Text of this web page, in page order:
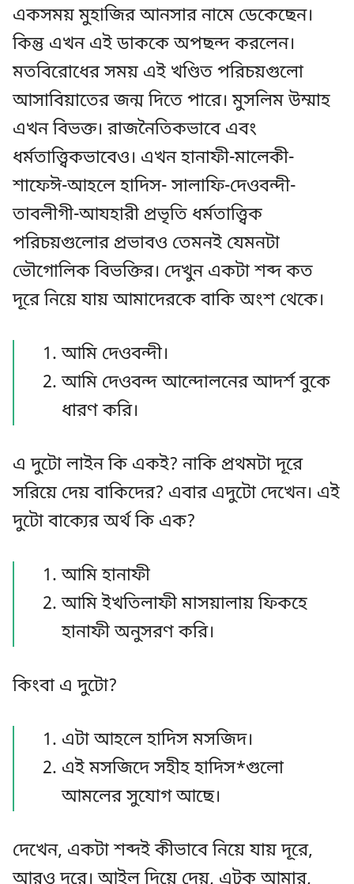
একসময় মুহাজির আনসার নামে ডেকেছেন।
কিন্তু এখন এই ডাককে অপছন্দ করলেন।
মতবিরোধের সময় এই খণ্ডিত পরিচয়গুলো
আসাবিয়াতের জন্ম দিতে পারে। মুসলিম উম্মাহ
এখন বিভক্ত। রাজনৈতিকভাবে এবং
ধর্মতাত্ত্বিকভাবেও। এখন হানাফী-মালেকী-
শাফেঈ-আহলে হাদিস- সালাফি-দেওবন্দী-
তাবলীগী-আযহারী প্রভৃতি ধর্মতাত্ত্বিক
পরিচয়গুলোর প্রভাবও তেমনই যেমনটা
ভৌগোলিক বিভক্তির। দেখুন একটা শব্দ কত
দূরে নিয়ে যায় আমাদেরকে বাকি অংশ থেকে।
আমি দেওবন্দী।
আমি দেওবন্দ আন্দোলনের আদর্শ বুকে
ধারণ করি।
এ দুটো লাইন কি একই? নাকি প্রথমটা দূরে
সরিয়ে দেয় বাকিদের? এবার এদুটো দেখেন। এই
দুটো বাক্যের অর্থ কি এক?
আমি হানাফী
আমি ইখতিলাফী মাসয়ালায় ফিকহে
হানাফী অনুসরণ করি।
কিংবা এ দুটো?
এটা আহলে হাদিস মসজিদ।
এই মসজিদে সহীহ হাদিস*গুলো
আমলের সুযোগ আছে।
দেখেন, একটা শব্দই কীভাবে নিয়ে যায় দূরে,
আরও দূরে। আইল দিয়ে দেয়, এটুকু আমার,